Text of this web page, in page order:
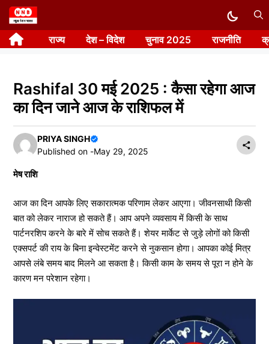
Skip
to
content राज्य देश – विदेश चुनाव 2025 राजनीति
Rashifal 30 मई 2025 : कैसा रहेगा आज
का दिन जाने आज के राशिफल में
PRIYA SINGH
Published on -May 29, 2025
मेष राशि
आज का दिन आपके लिए सकारात्मक परिणाम लेकर आएगा। जीवनसाथी किसी
बात को लेकर नाराज हो सकते हैं। आप अपने व्यवसाय में किसी के साथ
पार्टनरशिप करने के बारे में सोच सकते हैं। शेयर मार्केट से जुड़े लोगों को किसी
एक्सपर्ट की राय के बिना इन्वेस्टमेंट करने से नुकसान होगा। आपका कोई मित्र
आपसे लंबे समय बाद मिलने आ सकता है। किसी काम के समय से पूरा न होने के
कारण मन परेशान रहेगा।